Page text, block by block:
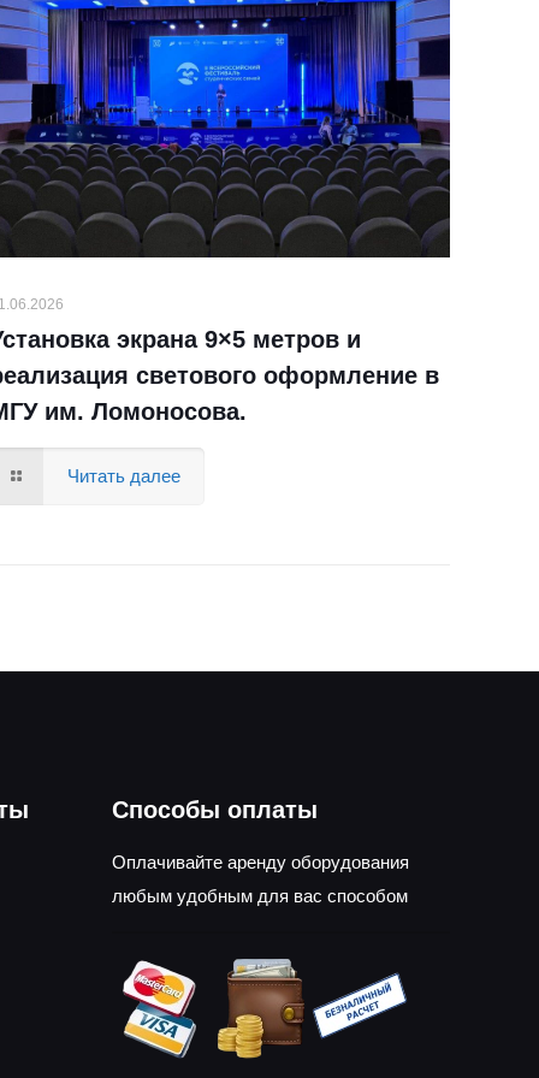
экрана 9×5 метров и
светового оформление в
им. Ломоносова.
Читать далее
Способы оплаты
Оплачивайте аренду оборудования
любым удобным для вас способом